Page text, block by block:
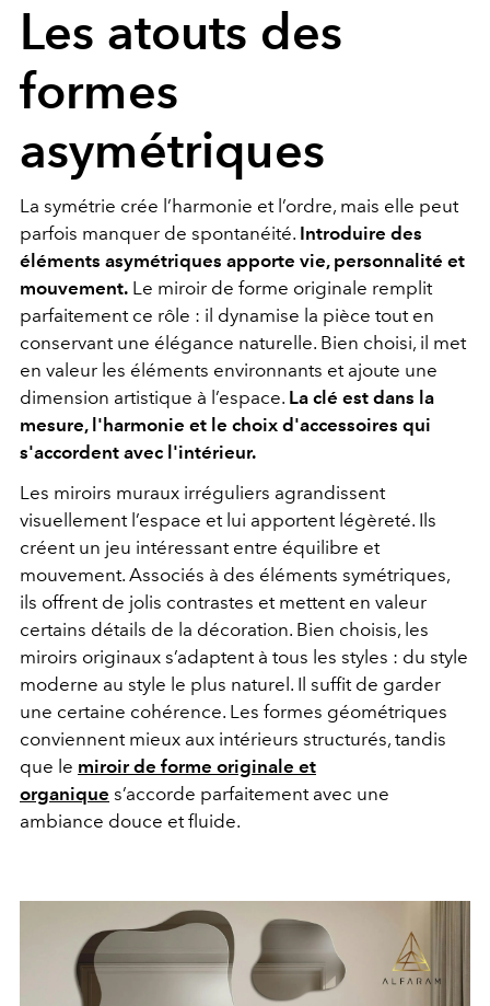
Les atouts des
formes
asymétriques
La symétrie crée l’harmonie et l’ordre, mais elle peut
parfois manquer de spontanéité. Introduire des
éléments asymétriques apporte vie, personnalité et
mouvement. Le miroir de forme originale remplit
parfaitement ce rôle : il dynamise la pièce tout en
conservant une élégance naturelle. Bien choisi, il met
en valeur les éléments environnants et ajoute une
dimension artistique à l’espace. La clé est dans la
mesure, l'harmonie et le choix d'accessoires qui
s'accordent avec l'intérieur.
Les miroirs muraux irréguliers agrandissent
visuellement l’espace et lui apportent légèreté. Ils
créent un jeu intéressant entre équilibre et
mouvement. Associés à des éléments symétriques,
ils offrent de jolis contrastes et mettent en valeur
certains détails de la décoration. Bien choisis, les
miroirs originaux s’adaptent à tous les styles : du style
moderne au style le plus naturel. Il suffit de garder
une certaine cohérence. Les formes géométriques
conviennent mieux aux intérieurs structurés, tandis
que le miroir de forme originale et
organique s’accorde parfaitement avec une
ambiance douce et fluide.